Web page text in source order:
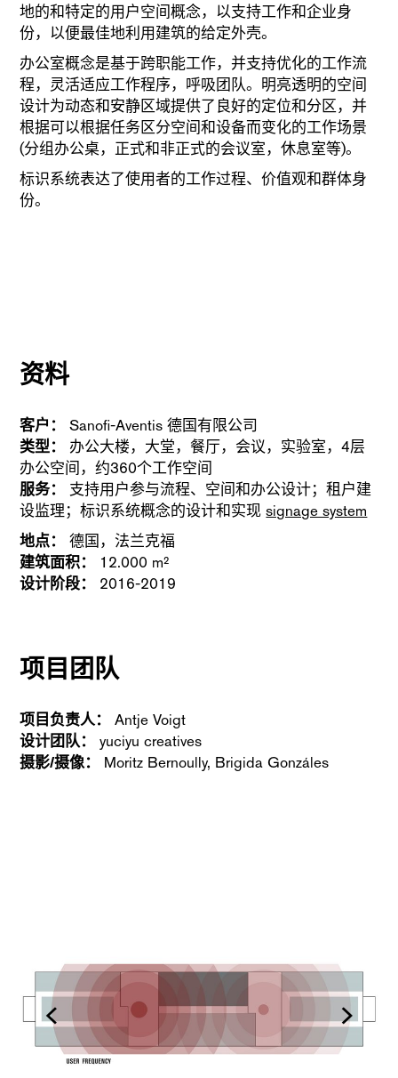
地的和特定的用户空间概念，以支持工作和企业身
份，以便最佳地利用建筑的给定外壳。
办公室概念是基于跨职能工作，并支持优化的工作流
程，灵活适应工作程序，呼吸团队。明亮透明的空间
设计为动态和安静区域提供了良好的定位和分区，并
根据可以根据任务区分空间和设备而变化的工作场景
(分组办公桌，正式和非正式的会议室，休息室等)。
标识系统表达了使用者的工作过程、价值观和群体身
份。
资料
客户：
Sanofi-Aventis 德国有限公司
类型：
办公大楼，大堂，餐厅，会议，实验室，4层
办公空间，约360个工作空间
服务：
支持用户参与流程、空间和办公设计；租户建
设监理；标识系统概念的设计和实现signage system
地点：
德国，法兰克福
建筑面积：
12.000 m²
设计阶段：
2016-2019
项目团队
项目负责人：
Antje Voigt
设计团队：
yuciyu creatives
摄影/摄像： Moritz Bernoully, Brigida Gonzáles